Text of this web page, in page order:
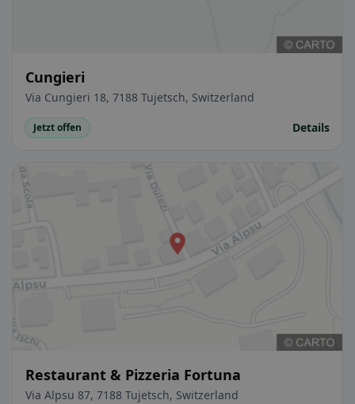
Cungieri
Via Cungieri 18, 7188 Tujetsch, Switzerland
Jetzt offen Details
Restaurant & Pizzeria Fortuna
Via Alpsu 87, 7188 Tujetsch, Switzerland